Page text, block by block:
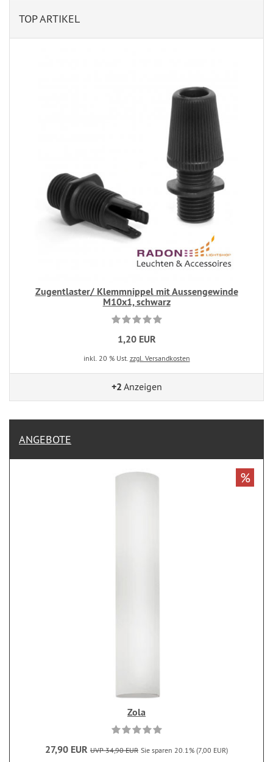
TOP ARTIKEL
Zugentlaster/ Klemmnippel mit Aussengewinde
M10x1, schwarz
1,20 EUR
inkl. 20 % Ust. zzgl. Versandkosten
+2 Anzeigen
ANGEBOTE
Zola
27,90 EUR UVP 34,90 EUR Sie sparen 20.1% (7,00 EUR)
%